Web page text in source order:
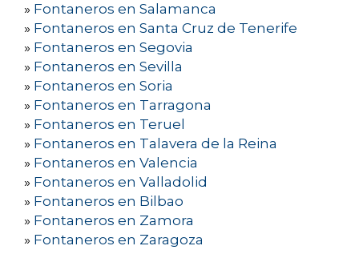
» Fontaneros en Salamanca
» Fontaneros en Santa Cruz de Tenerife
» Fontaneros en Segovia
» Fontaneros en Sevilla
» Fontaneros en Soria
» Fontaneros en Tarragona
» Fontaneros en Teruel
» Fontaneros en Talavera de la Reina
» Fontaneros en Valencia
» Fontaneros en Valladolid
» Fontaneros en Bilbao
» Fontaneros en Zamora
» Fontaneros en Zaragoza